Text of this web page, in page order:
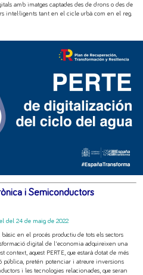
amb imatges captades des de drons o des de
intel·ligents tant en el cicle urbà com en el reg.
i Semiconductors
del 24 de maig de 2022
en el procés productiu de tots els sectors
digital de l'economia adquireixen una
context, aquest PERTE, que estarà dotat de més
pública, pretén potenciar i atreure inversions
i les tecnologies relacionades, que seran